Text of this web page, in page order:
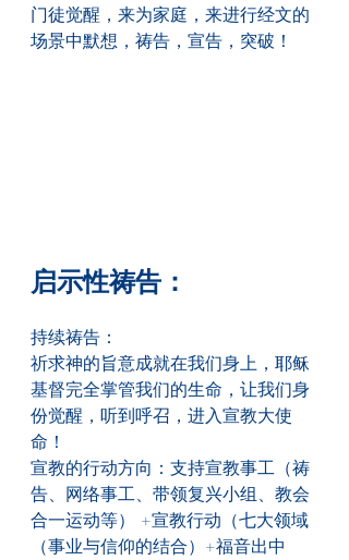
门徒觉醒，来为家庭，来进行经文的
场景中默想，祷告，宣告，突破！
启示性祷告：
持续祷告：
祈求神的旨意成就在我们身上，耶稣
基督完全掌管我们的生命，让我们身
份觉醒，听到呼召，进入宣教大使
命！
宣教的行动方向：支持宣教事工（祷
告、网络事工、带领复兴小组、教会
合一运动等） +宣教行动（七大领域
（事业与信仰的结合）+福音出中